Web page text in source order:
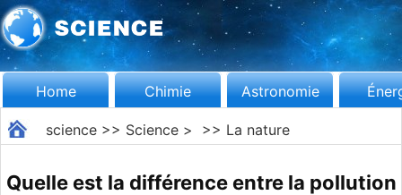
Home Chimie Astronomie
science>> Science> >> La nature
Quelle est la différence entre la pollution